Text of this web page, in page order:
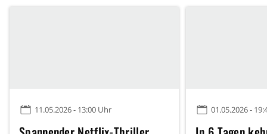
11.05.2026 - 13:00 Uhr 01.05.2026 -